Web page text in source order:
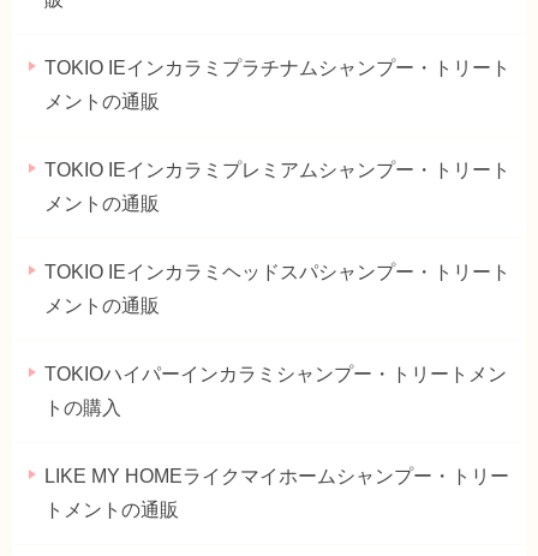
TOKIO IEインカラミプラチナムシャンプー・トリート
メントの通販
TOKIO IEインカラミプレミアムシャンプー・トリート
メントの通販
TOKIO IEインカラミヘッドスパシャンプー・トリート
メントの通販
TOKIOハイパーインカラミシャンプー・トリートメン
トの購入
LIKE MY HOMEライクマイホームシャンプー・トリー
トメントの通販